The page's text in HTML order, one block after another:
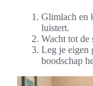
Glimlach en
luistert.
Wacht tot de
Leg je eigen
boodschap